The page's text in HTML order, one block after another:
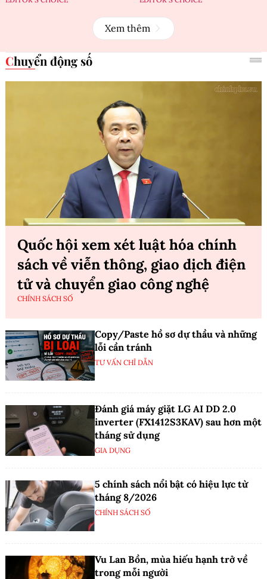
Xem thêm
Chuyển động số
Quốc hội xem xét luật hóa chính
sách về viễn thông, giao dịch điện
tử và chuyển giao công nghệ
CHÍNH SÁCH SỐ
Copy/Paste hồ sơ dự thầu và những
lỗi cần tránh
TƯ VẤN CHỈ DẪN
Đánh giá máy giặt LG AI DD 2.0
inverter (FX1412S3KAV) sau hơn một
tháng sử dụng
GIA DỤNG
5 chính sách nổi bật có hiệu lực từ
tháng 8/2026
CHÍNH SÁCH SỐ
Vu Lan Bồn, mùa hiếu hạnh trở về
trong mỗi người